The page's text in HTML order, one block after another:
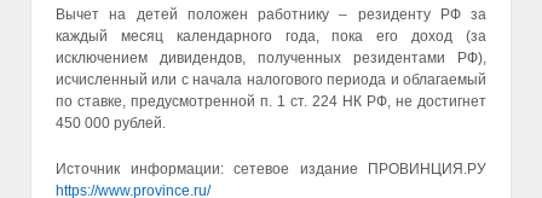
Вычет на детей положен работнику – резиденту РФ за
каждый месяц календарного года, пока его доход (за
исключением дивидендов, полученных резидентами РФ),
исчисленный или с начала налогового периода и облагаемый
по ставке, предусмотренной п. 1 ст. 224 НК РФ, не достигнет
450 000 рублей.
Источник информации: cетевое издание ПРОВИНЦИЯ.РУ
https://www.province.ru/